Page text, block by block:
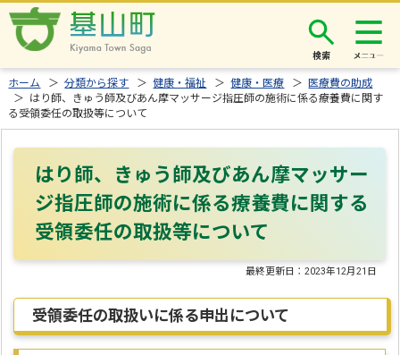
検索
ホーム ＞分類から探す ＞健康・福祉 ＞健康・医療 ＞
医療費の助成
＞ はり師、きゅう師及びあん摩マッサージ指圧師の施術に係る療養費に関す
る受領委任の取扱等について
はり師、きゅう師及びあん摩マッサー
ジ指圧師の施術に係る療養費に関する
受領委任の取扱等について
最終更新日：2023年12月21日
受領委任の取扱いに係る申出について